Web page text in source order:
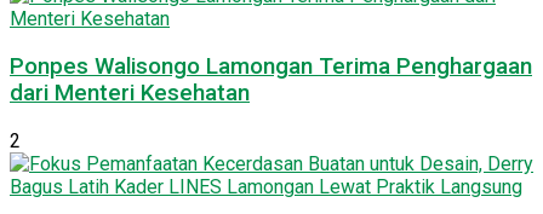
Ponpes Walisongo Lamongan Terima Penghargaan
dari Menteri Kesehatan
2